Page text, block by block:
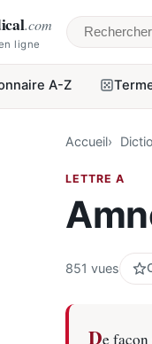
.com
ligne
A-Z
Accueil
LETTRE A
851 vues
De